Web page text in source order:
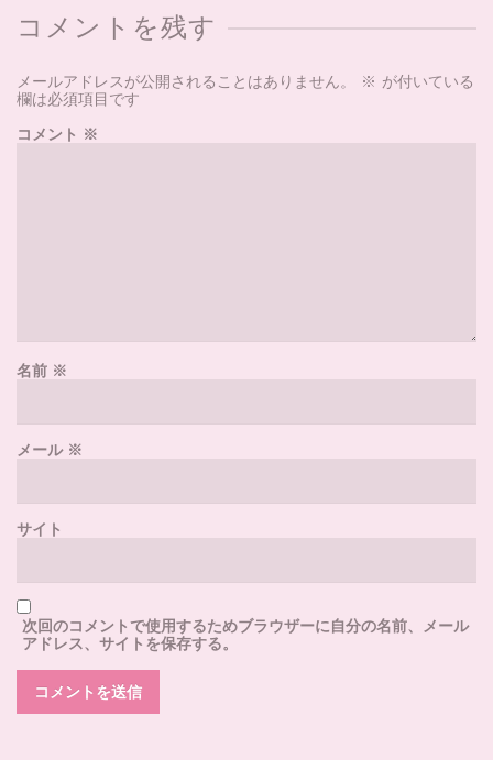
コメントを残す
メールアドレスが公開されることはありません。 ※ が付いている
欄は必須項目です
コメント ※
名前 ※
メール※
サイト
次回のコメントで使用するためブラウザーに自分の名前、メール
アドレス、サイトを保存する。